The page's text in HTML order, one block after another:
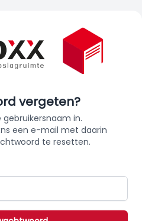
vergeten?
gebruikersnaam in.
een e-mail met daarin
te resetten.